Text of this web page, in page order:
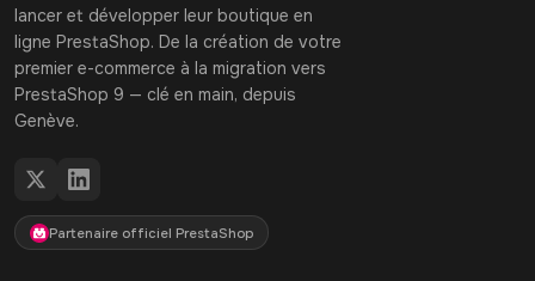
lancer et développer leur boutique en
ligne PrestaShop. De la création de votre
premier e-commerce à la migration vers
PrestaShop 9 — clé en main, depuis
Genève.
Partenaire officiel PrestaShop